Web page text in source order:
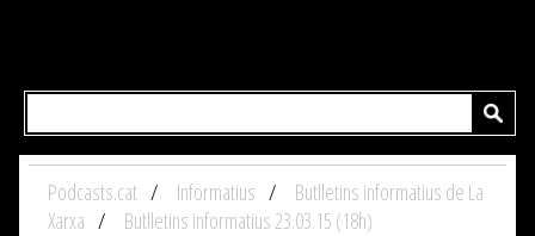
Podcasts.cat Informatius
Butlletins informatius de La
Xarxa
Butlletins informatius 23.03.15 (18h)